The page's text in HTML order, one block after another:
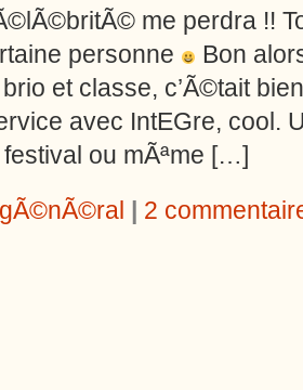
©lÃ©britÃ© me perdra !!
personne
Bon
et classe, c’Ã©tait
avec IntEGre, cool.
ou mÃªme […]
| 2